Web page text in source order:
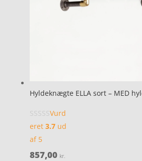
Hyldeknægte ELLA sort – MED
Vurd
eret 3.7ud
af 5
857,00 kr.